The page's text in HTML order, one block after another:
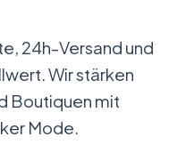
24h-Versand und
Wir stärken
Boutiquen mit
Mode.